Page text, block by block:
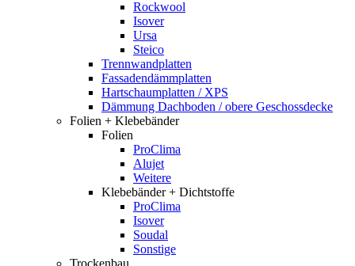
Rockwool
Isover
Ursa
Steico
Trennwandplatten
Fassadendämmplatten
Hartschaumplatten / XPS
Dämmung Dachboden / obere Geschossdecke
Folien + Klebebänder
Folien
ProClima
Alujet
Weitere
Klebebänder + Dichtstoffe
ProClima
Isover
Soudal
Sonstige